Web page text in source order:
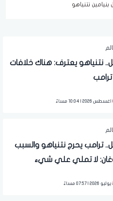
بنيامين نتنياهو
نتنياهو يعترف: هناك خلافات
ترامب يحرج نتنياهو والسبب
لا تملي علي شيء